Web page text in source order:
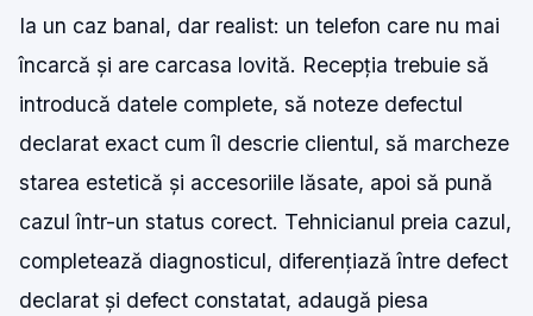
Ia un caz banal, dar realist: un telefon care nu mai
încarcă și are carcasa lovită. Recepția trebuie să
introducă datele complete, să noteze defectul
declarat exact cum îl descrie clientul, să marcheze
starea estetică și accesoriile lăsate, apoi să pună
cazul într-un status corect. Tehnicianul preia cazul,
completează diagnosticul, diferențiază între defect
declarat și defect constatat, adaugă piesa